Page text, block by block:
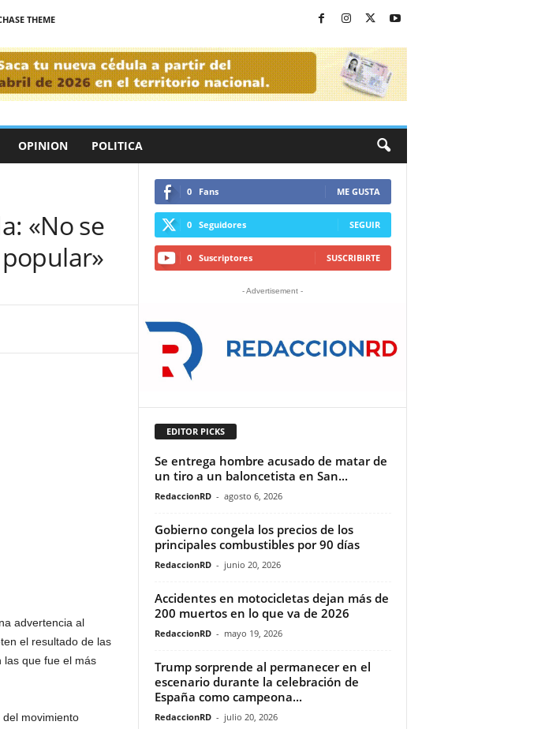
THEME
OPINION POLITICA
«No se
advertencia al
el resultado de las
las que fue el más
del movimiento
0 Fans ME GUSTA
0 Seguidores SEGUIR
0 Suscriptores SUSCRIBIRTE
- Advertisement -
EDITOR PICKS
Se entrega hombre acusado de matar de
un tiro a un baloncetista en San...
RedaccionRD - agosto 6, 2026
Gobierno congela los precios de los
principales combustibles por 90 días
RedaccionRD - junio 20, 2026
Accidentes en motocicletas dejan más de
200 muertos en lo que va de 2026
RedaccionRD - mayo 19, 2026
Trump sorprende al permanecer en el
escenario durante la celebración de
España como campeona...
RedaccionRD - julio 20, 2026